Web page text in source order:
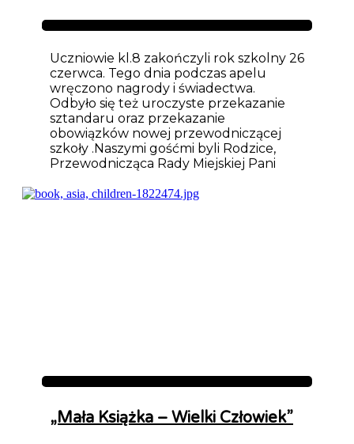
Aktualności
Uczniowie kl.8 zakończyli rok szkolny 26
czerwca. Tego dnia podczas apelu
wręczono nagrody i świadectwa.
Odbyło się też uroczyste przekazanie
sztandaru oraz przekazanie
obowiązków nowej przewodniczącej
szkoły .Naszymi gośćmi byli Rodzice,
Przewodnicząca Rady Miejskiej Pani
Aktualności
„Mała Książka – Wielki Człowiek”